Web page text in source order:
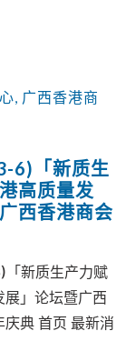
, 广西香港商
6)「新质生
高质量发
西香港商会
新质生产力赋
展」论坛暨广西
典 首页 最新消